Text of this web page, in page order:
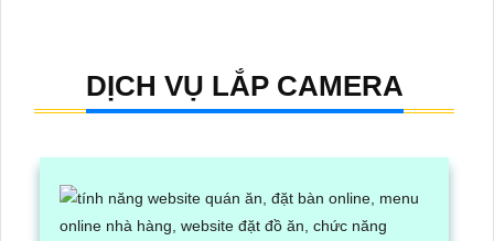
DỊCH VỤ LẮP CAMERA